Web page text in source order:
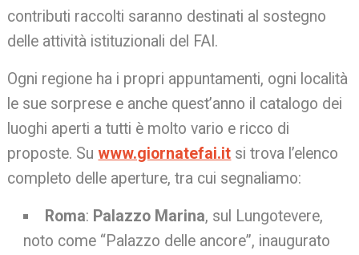
contributi raccolti saranno destinati al sostegno
delle attività istituzionali del FAI.
Ogni regione ha i propri appuntamenti, ogni località
le sue sorprese e anche quest’anno il catalogo dei
luoghi aperti a tutti è molto vario e ricco di
proposte. Su www.giornatefai.it si trova l’elenco
completo delle aperture, tra cui segnaliamo:
Roma: Palazzo Marina, sul Lungotevere,
noto come “Palazzo delle ancore”, inaugurato